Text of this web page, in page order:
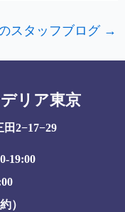
スタッフブログ →
リア東京
田2−17−29
19:00
）